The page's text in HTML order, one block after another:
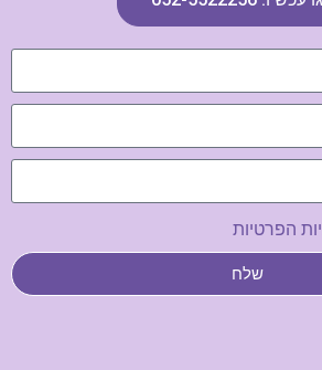
הפרטיות
שלח